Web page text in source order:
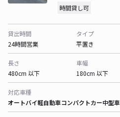
時間貸し可
貸出時間
24時間営業
タイプ
平置き
長さ
480cm 以下
車幅
180cm 以下
対応車種
オートバイ軽自動車コンパクトカー中型車